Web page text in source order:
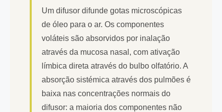
Um difusor difunde gotas microscópicas
de óleo para o ar. Os componentes
voláteis são absorvidos por inalação
através da mucosa nasal, com ativação
límbica direta através do bulbo olfatório. A
absorção sistémica através dos pulmões é
baixa nas concentrações normais do
difusor: a maioria dos componentes não